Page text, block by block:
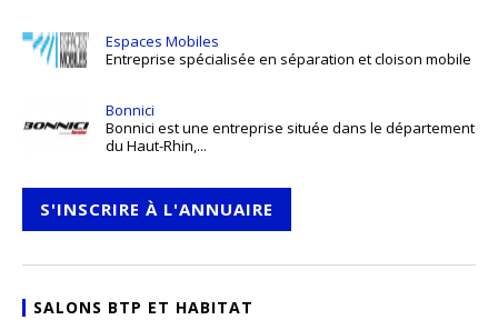
Espaces Mobiles
Entreprise spécialisée en séparation et cloison mobile
Bonnici
Bonnici est une entreprise située dans le département
du Haut-Rhin,...
S'INSCRIRE À L'ANNUAIRE
SALONS BTP ET HABITAT